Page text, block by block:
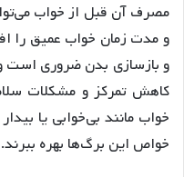
مصرف آن قبل از خواب
و مدت زمان خواب عمیق را
و بازسازی بدن ضروری است
کاهش تمرکز و مشکلات
خواب مانند بی‌خوابی یا
خواص این برگ‌ها بهره ببرند.